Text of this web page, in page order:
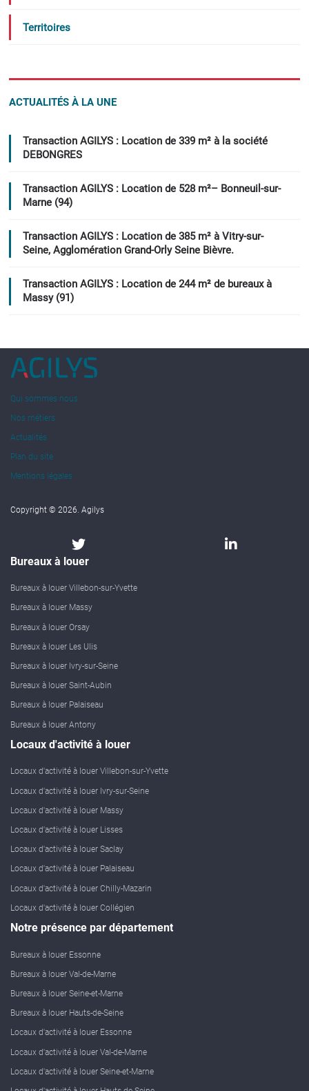
Territoires
ACTUALITÉS À LA UNE
Transaction AGILYS : Location de 339 m² à la société
DEBONGRES
Transaction AGILYS : Location de 528 m²– Bonneuil-sur-
Marne (94)
Transaction AGILYS : Location de 385 m² à Vitry-sur-
Seine, Agglomération Grand-Orly Seine Bièvre.
Transaction AGILYS : Location de 244 m² de bureaux à
Massy (91)
Qui sommes nous
Nos métiers
Actualités
Plan du site
Mentions légales
Copyright © 2026. Agilys
Bureaux à louer
Bureaux à louer Villebon-sur-Yvette
Bureaux à louer Massy
Bureaux à louer Orsay
Bureaux à louer Les Ulis
Bureaux à louer Ivry-sur-Seine
Bureaux à louer Saint-Aubin
Bureaux à louer Palaiseau
Bureaux à louer Antony
Locaux d'activité à louer
Locaux d'activité à louer Villebon-sur-Yvette
Locaux d'activité à louer Ivry-sur-Seine
Locaux d'activité à louer Massy
Locaux d'activité à louer Lisses
Locaux d'activité à louer Saclay
Locaux d'activité à louer Palaiseau
Locaux d'activité à louer Chilly-Mazarin
Locaux d'activité à louer Collégien
Notre présence par département
Bureaux à louer Essonne
Bureaux à louer Val-de-Marne
Bureaux à louer Seine-et-Marne
Bureaux à louer Hauts-de-Seine
Locaux d'activité à louer Essonne
Locaux d'activité à louer Val-de-Marne
Locaux d'activité à louer Seine-et-Marne